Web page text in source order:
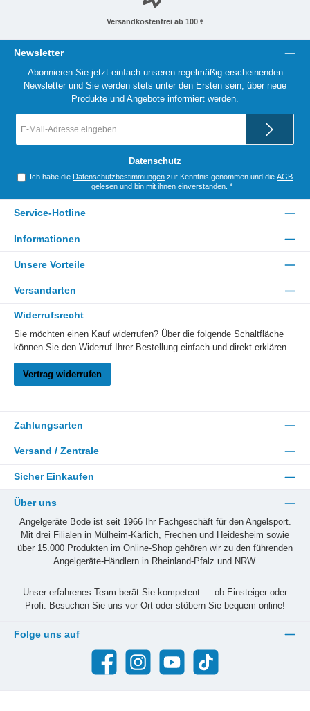
Versandkostenfrei ab 100 €
Newsletter
Abonnieren Sie jetzt einfach unseren regelmäßig erscheinenden
Newsletter und Sie werden stets unter den Ersten sein, über neue
Produkte und Angebote informiert werden.
Mail-
Datenschutz
Ich habe die Datenschutzbestimmungen zur Kenntnis genommen und dieAGB
gelesen und bin mit ihnen einverstanden. *
Service-Hotline
Informationen
Unsere Vorteile
Versandarten
Widerrufsrecht
Sie möchten einen Kauf widerrufen? Über die folgende Schaltfläche
können Sie den Widerruf Ihrer Bestellung einfach und direkt erklären.
Vertrag widerrufen
Zahlungsarten
Versand / Zentrale
Sicher Einkaufen
Über uns
Angelgeräte Bode ist seit 1966 Ihr Fachgeschäft für den Angelsport.
Mit drei Filialen in Mülheim-Kärlich, Frechen und Heidesheim sowie
über 15.000 Produkten im Online-Shop gehören wir zu den führenden
Angelgeräte-Händlern in Rheinland-Pfalz und NRW.
Unser erfahrenes Team berät Sie kompetent — ob Einsteiger oder
Profi. Besuchen Sie uns vor Ort oder stöbern Sie bequem online!
Folge uns auf
Facebook Instagram YouTube TikTok